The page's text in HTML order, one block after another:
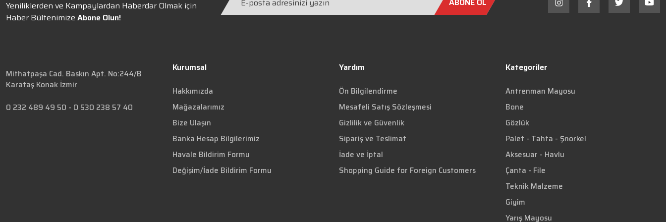
Yeniliklerden ve Kampaylardan Haberdar Olmak için
Haber Bültenimize Abone Olun!
Mithatpaşa Cad. Baskın Apt. No:244/B
Karataş Konak İzmir
0 232 489 49 50 - 0 530 238 57 40
Kurumsal
Hakkımızda
Mağazalarımız
Bize Ulaşın
Banka Hesap Bilgilerimiz
Havale Bildirim Formu
Değişim/İade Bildirim Formu
Yardım
Ön Bilgilendirme
Mesafeli Satış Sözleşmesi
Gizlilik ve Güvenlik
Sipariş ve Teslimat
İade ve İptal
Shopping Guide for Foreign Customers
Kategoriler
Antrenman Mayosu
Bone
Gözlük
Palet - Tahta - Şnorkel
Aksesuar - Havlu
Çanta - File
Teknik Malzeme
Giyim
Yarış Mayosu